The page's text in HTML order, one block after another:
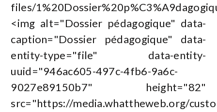
files/
<img alt="Dossier pédagogique" data-
caption="Dossier pédagogique" data-
entity-type="file" data-entity-
uuid="946ac605-497c-4fb6-9a6c-
9027e89150b7" height="82"
src="https://media.whattheweb.org/